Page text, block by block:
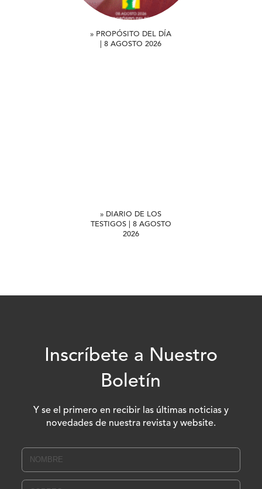
» PROPÓSITO DEL DÍA
| 8 AGOSTO 2026
» DIARIO DE LOS
TESTIGOS | 8 AGOSTO
2026
Inscríbete a Nuestro
Boletín
Y se el primero en recibir las últimas noticias y
novedades de nuestra revista y website.